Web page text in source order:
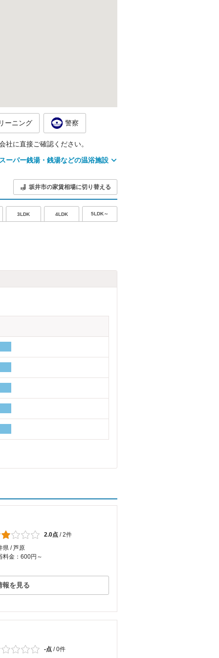
ーニング 警察
に直接ご確認ください。
ーパー銭湯・銭湯などの温浴施設
坂井市の家賃相場に切り替える
3LDK 4LDK 5LDK～
2.0点 /2件
県 / 芦原
料金：600円～
報を見る
-点 /0件